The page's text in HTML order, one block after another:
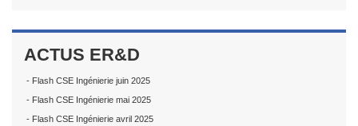
ACTUS ER&D
- Flash CSE Ingénierie juin 2025
- Flash CSE Ingénierie mai 2025
- Flash CSE Ingénierie avril 2025